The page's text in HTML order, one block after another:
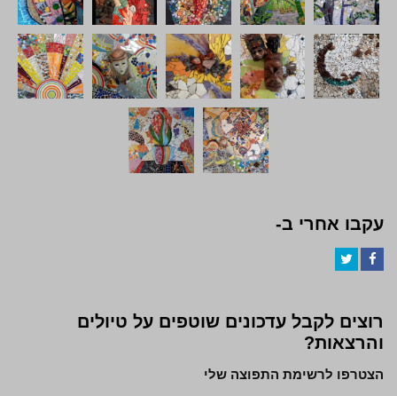
עקבו אחרי ב-
רוצים לקבל עדכונים שוטפים על טיולים
והרצאות?
הצטרפו לרשימת התפוצה שלי